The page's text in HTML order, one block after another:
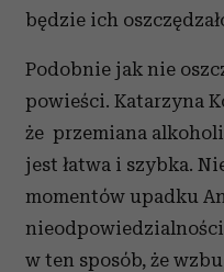
będzie ich
Podobnie jak nie
powieści. Katarzyna
że przemiana
jest łatwa i szybka.
momentów upadku
w ten sposób, że